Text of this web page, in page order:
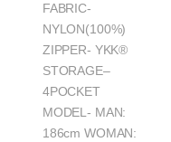
FABRIC-
NYLON(100%)
ZIPPER- YKK®
STORAGE–
4POCKET
MODEL- MAN:
186cm WOMAN: